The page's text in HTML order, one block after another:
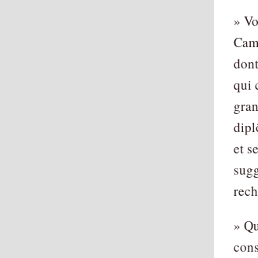
»
qui
et
»